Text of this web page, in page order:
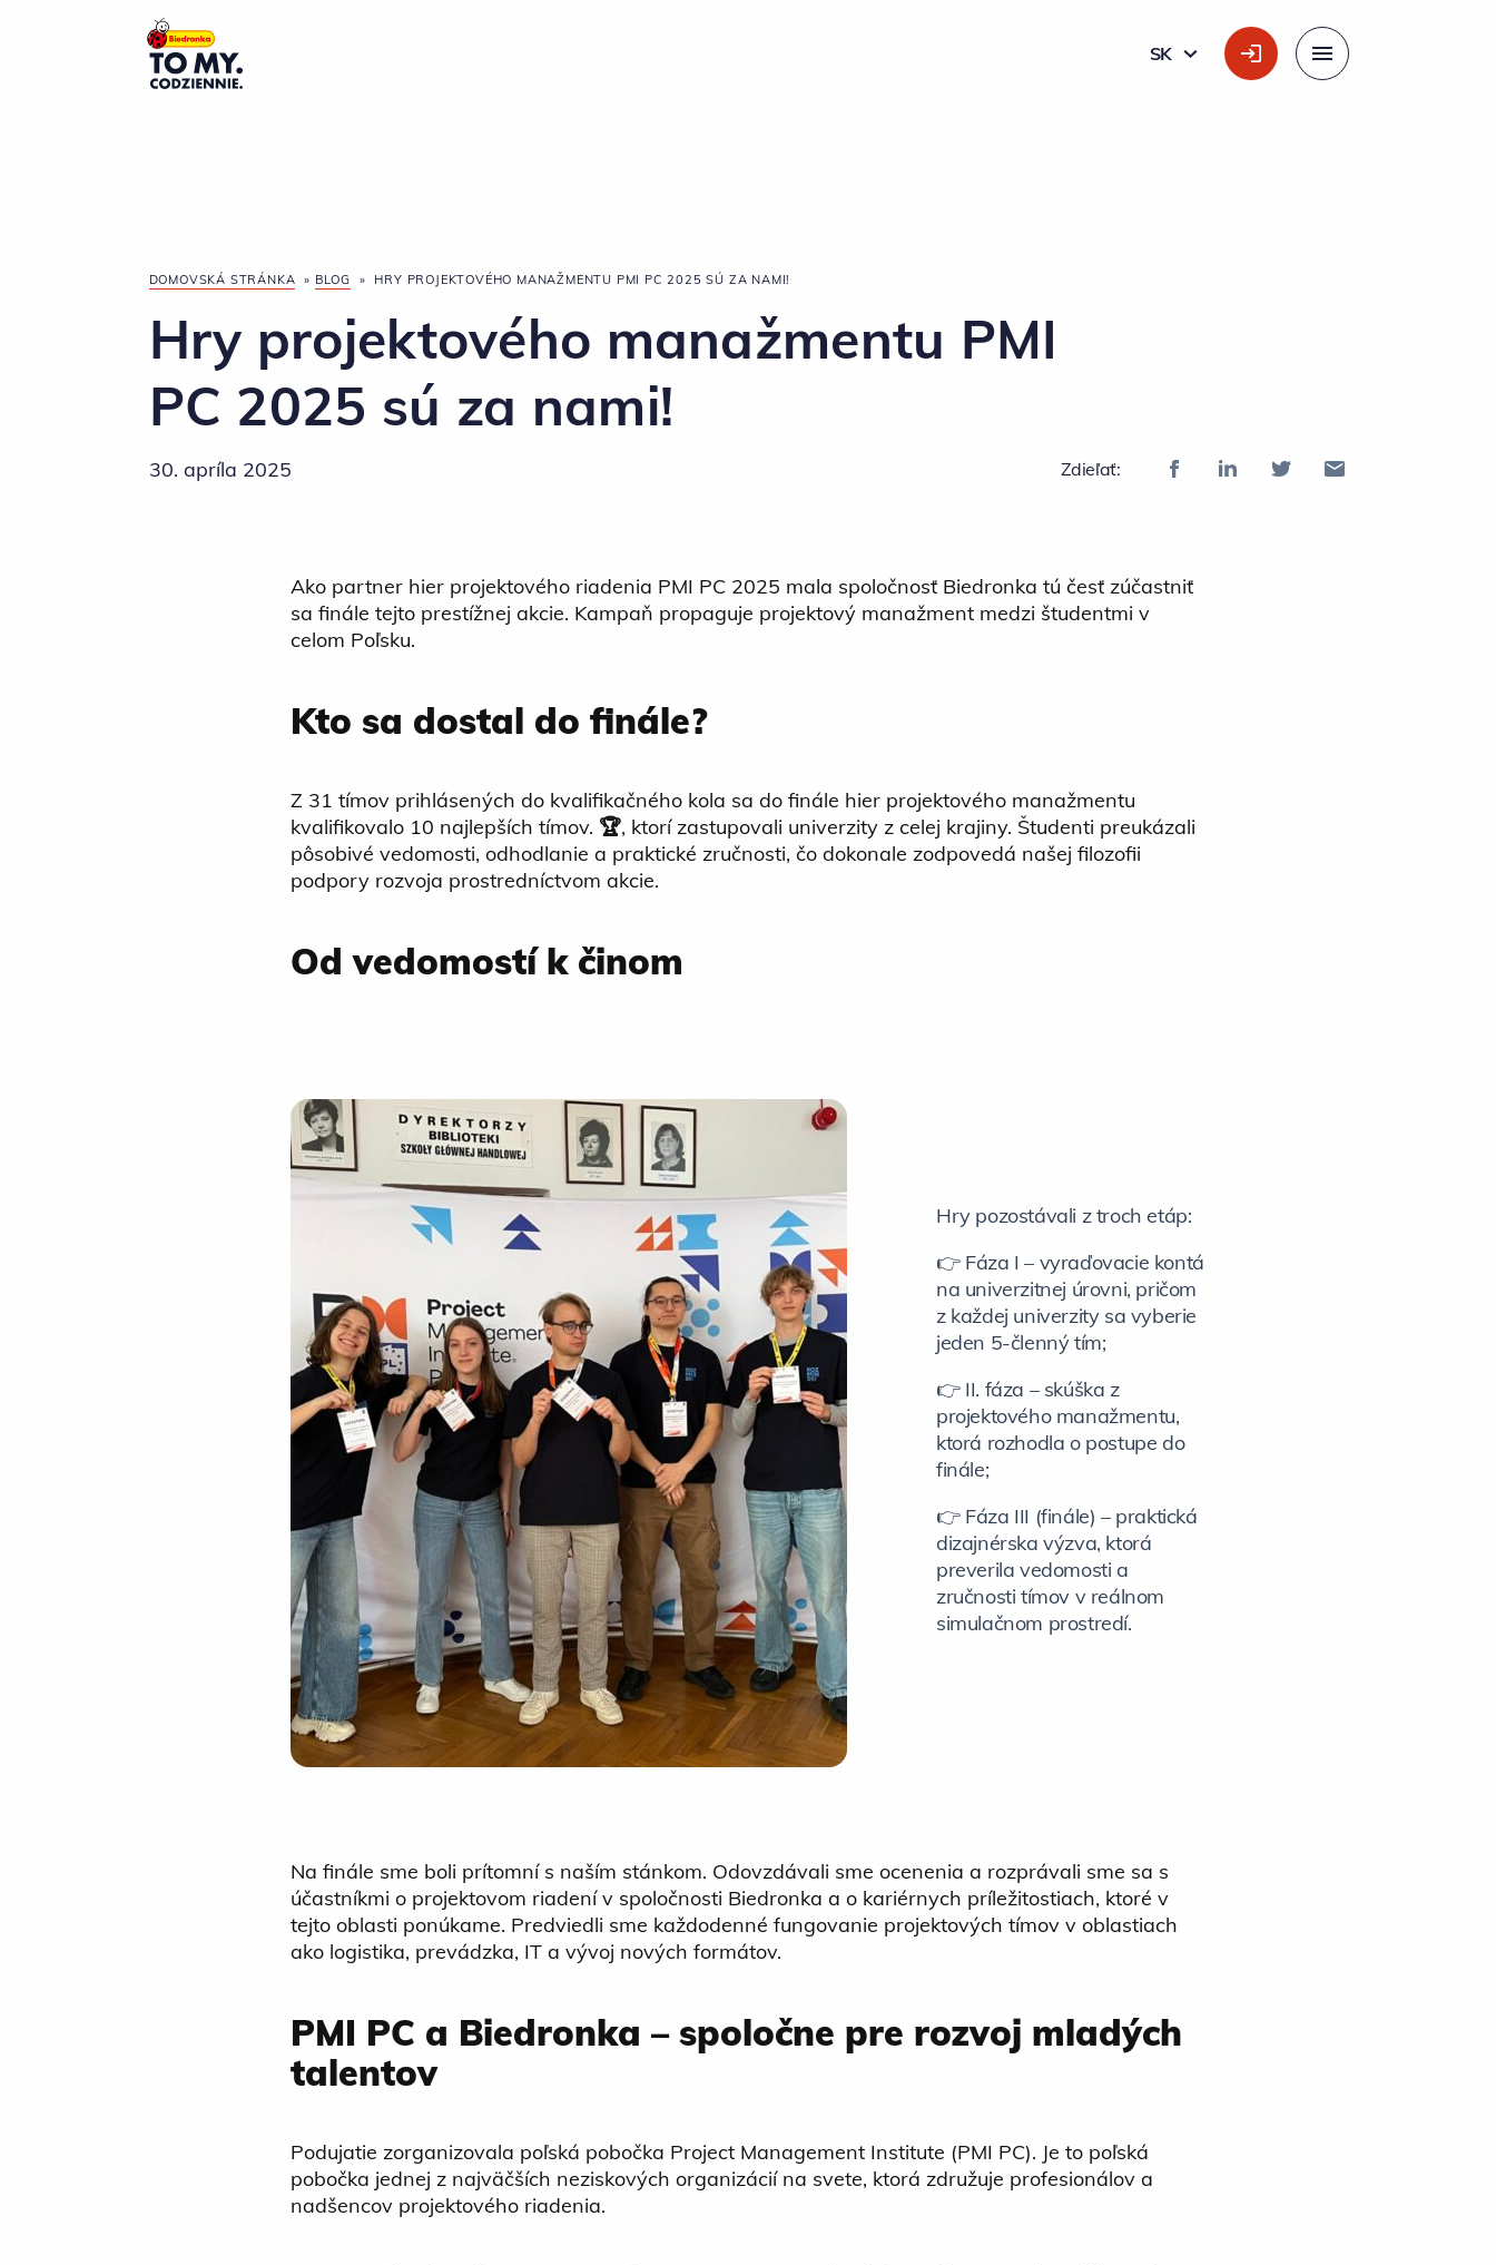
Hlavné logo
SK
SLOVÁK
DOMOVSKÁ STRÁNKA » BLOG » HRY PROJEKTOVÉHO MANAŽMENTU PMI PC 2025 SÚ ZA NAMI!
Hry projektového manažmentu PMI
PC 2025 sú za nami!
30. apríla 2025 Zdieľať:
Ako partner hier projektového riadenia PMI PC 2025 mala spoločnosť Biedronka tú česť zúčastniť
sa finále tejto prestížnej akcie. Kampaň propaguje projektový manažment medzi študentmi v
celom Poľsku.
Kto sa dostal do finále?
Z 31 tímov prihlásených do kvalifikačného kola sa do finále hier projektového manažmentu
kvalifikovalo 10 najlepších tímov. 🏆, ktorí zastupovali univerzity z celej krajiny. Študenti preukázali
pôsobivé vedomosti, odhodlanie a praktické zručnosti, čo dokonale zodpovedá našej filozofii
podpory rozvoja prostredníctvom akcie.
Od vedomostí k činom
Hry pozostávali z troch etáp:
👉 Fáza I – vyraďovacie kontá
na univerzitnej úrovni, pričom
z každej univerzity sa vyberie
jeden 5-členný tím;
👉 II. fáza – skúška z
projektového manažmentu,
ktorá rozhodla o postupe do
finále;
👉 Fáza III (finále) – praktická
dizajnérska výzva, ktorá
preverila vedomosti a
zručnosti tímov v reálnom
simulačnom prostredí.
Na finále sme boli prítomní s naším stánkom. Odovzdávali sme ocenenia a rozprávali sme sa s
účastníkmi o projektovom riadení v spoločnosti Biedronka a o kariérnych príležitostiach, ktoré v
tejto oblasti ponúkame. Predviedli sme každodenné fungovanie projektových tímov v oblastiach
ako logistika, prevádzka, IT a vývoj nových formátov.
PMI PC a Biedronka – spoločne pre rozvoj mladých
talentov
Podujatie zorganizovala poľská pobočka Project Management Institute (PMI PC). Je to poľská
pobočka jednej z najväčších neziskových organizácií na svete, ktorá združuje profesionálov a
nadšencov projektového riadenia.